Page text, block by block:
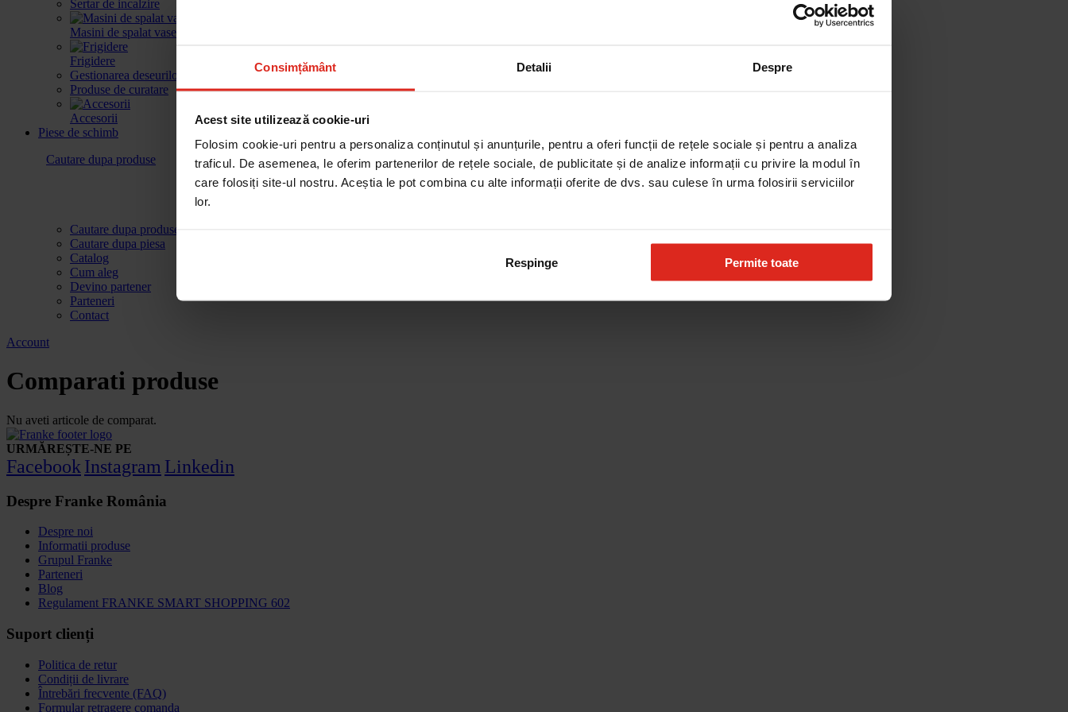
Consimțământ Detalii Despre
Acest site utilizează cookie-uri
Folosim cookie-uri pentru a personaliza conținutul și anunțurile, pentru a oferi funcții de rețele sociale și pentru a analiza
traficul. De asemenea, le oferim partenerilor de rețele sociale, de publicitate și de analize informații cu privire la modul în
care folosiți site-ul nostru. Aceștia le pot combina cu alte informații oferite de dvs. sau culese în urma folosirii serviciilor
lor.
Respinge Permite toate
Sertar de incalzire
Masini de spalat vase
Frigidere
Gestionarea deseurilor
Produse de curatare
Accesorii
Piese de schimb
Cautare dupa produse
Cautare dupa piesa
Cautare dupa produse
Cautare dupa piesa
Catalog
Cum aleg
Devino partener
Parteneri
Contact
Account
Comparati produse
Nu aveti articole de comparat.
URMĂREȘTE-NE PE
Facebook Instagram Linkedin
Despre Franke România
Despre noi
Informatii produse
Grupul Franke
Parteneri
Blog
Regulament FRANKE SMART SHOPPING 602
Suport clienți
Politica de retur
Condiții de livrare
Întrebări frecvente (FAQ)
Formular retragere comanda